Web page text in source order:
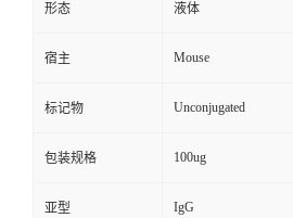
形态 液体
宿主 Mouse
标记物 Unconjugated
包装规格 100ug
亚型 IgG